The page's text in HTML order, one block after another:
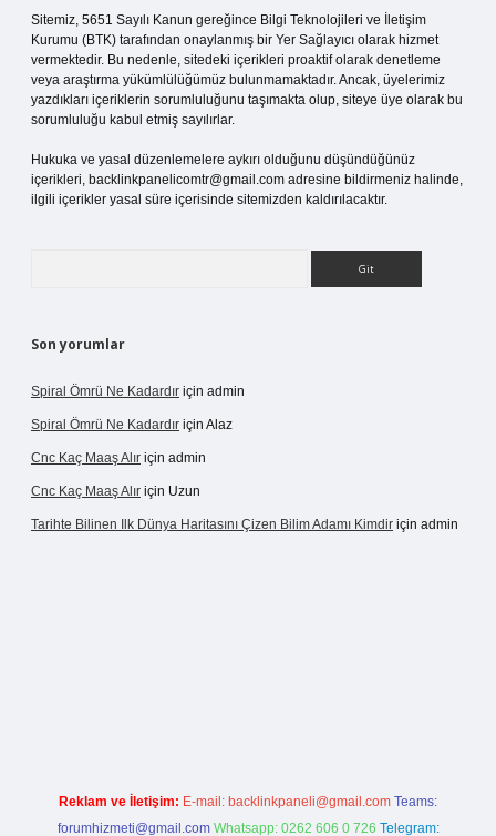
Sitemiz, 5651 Sayılı Kanun gereğince Bilgi Teknolojileri ve İletişim
Kurumu (BTK) tarafından onaylanmış bir Yer Sağlayıcı olarak hizmet
vermektedir. Bu nedenle, sitedeki içerikleri proaktif olarak denetleme
veya araştırma yükümlülüğümüz bulunmamaktadır. Ancak, üyelerimiz
yazdıkları içeriklerin sorumluluğunu taşımakta olup, siteye üye olarak bu
sorumluluğu kabul etmiş sayılırlar.
Hukuka ve yasal düzenlemelere aykırı olduğunu düşündüğünüz
içerikleri, backlinkpanelicomtr@gmail.com adresine bildirmeniz halinde,
ilgili içerikler yasal süre içerisinde sitemizden kaldırılacaktır.
Son yorumlar
Spiral Ömrü Ne Kadardır için admin
Spiral Ömrü Ne Kadardır için Alaz
Cnc Kaç Maaş Alır için admin
Cnc Kaç Maaş Alır için Uzun
Tarihte Bilinen Ilk Dünya Haritasını Çizen Bilim Adamı Kimdir için admin
Reklam ve İletişim: E-mail: backlinkpaneli@gmail.com Teams:
forumhizmeti@gmail.com Whatsapp: 0262 606 0 726 Telegram: